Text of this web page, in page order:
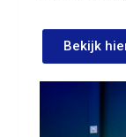
Bekijk